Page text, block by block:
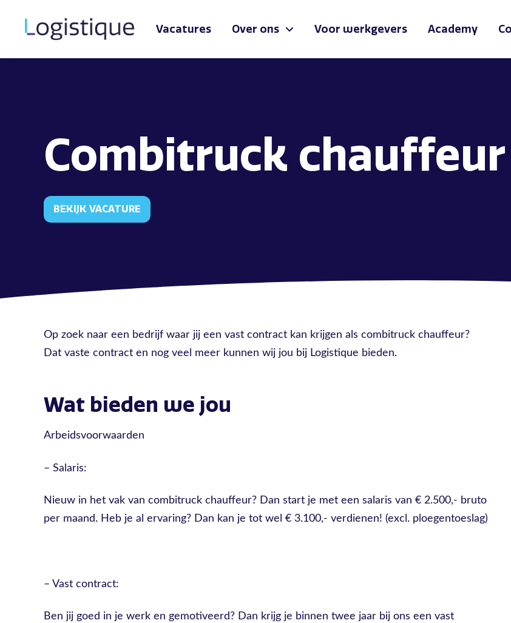
Vacatures Over ons Voor werkgevers Academy
Combitruck chauffeur
BEKIJK VACATURE
Op zoek naar een bedrijf waar jij een vast contract kan krijgen als combitruck chauffeur?
Dat vaste contract en nog veel meer kunnen wij jou bij Logistique bieden.
Wat bieden we jou
Arbeidsvoorwaarden
– Salaris:
Nieuw in het vak van combitruck chauffeur? Dan start je met een salaris van € 2.500,- bruto
per maand. Heb je al ervaring? Dan kan je tot wel € 3.100,- verdienen! (excl. ploegentoeslag)
– Vast contract:
Ben jij goed in je werk en gemotiveerd? Dan krijg je binnen twee jaar bij ons een vast